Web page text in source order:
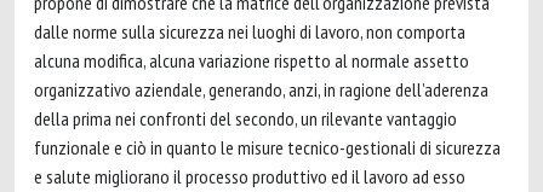
dalle norme sulla sicurezza nei luoghi di lavoro, non comporta
alcuna modifica, alcuna variazione rispetto al normale assetto
organizzativo aziendale, generando, anzi, in ragione dell’aderenza
della prima nei confronti del secondo, un rilevante vantaggio
funzionale e ciò in quanto le misure tecnico-gestionali di sicurezza
e salute migliorano il processo produttivo ed il lavoro ad esso